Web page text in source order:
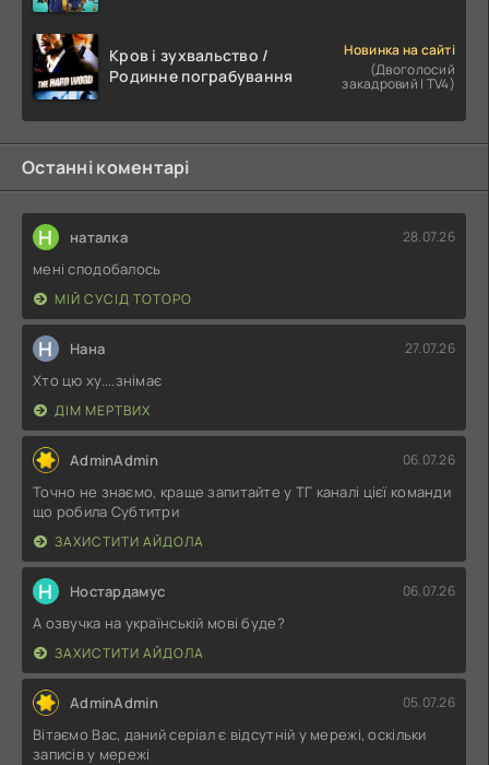
Кров і зухвальство /
Родинне пограбування
Новинка на сайті
(Двоголосий
закадровий | TV4)
Останні коментарі
Н наталка 28.07.26
мені сподобалось
МІЙ СУСІД ТОТОРО
Н Нана 27.07.26
Хто цю ху....знімає
ДІМ МЕРТВИХ
AdminAdmin 06.07.26
Точно не знаємо, краще запитайте у ТГ каналі цієї команди
що робила Субтитри
ЗАХИСТИТИ АЙДОЛА
Н Ностардамус 06.07.26
А озвучка на українській мові буде?
ЗАХИСТИТИ АЙДОЛА
AdminAdmin 05.07.26
Вітаємо Вас, даний серіал є відсутній у мережі, оскільки
записів у мережі